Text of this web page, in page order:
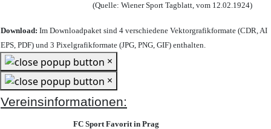
(Quelle: Wiener Sport Tagblatt, vom 12.02.1924)
Download: Im Downloadpaket sind 4 verschiedene Vektorgrafikformate (CDR, AI
EPS, PDF) und 3 Pixelgrafikformate (JPG, PNG, GIF) enthalten.
×
×
Vereinsinformationen:
FC Sport Favorit in Prag